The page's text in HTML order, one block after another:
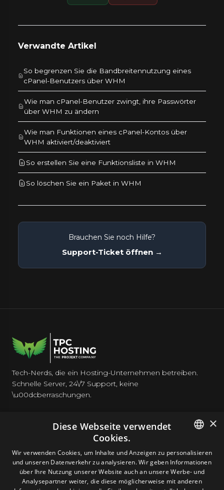
Verwandte Artikel
So begrenzen Sie die Bandbreitennutzung eines
cPanel-Benutzers über WHM
Wie man cPanel-Benutzer zwingt, ihre Passwörter
über WHM zu ändern
Wie man Funktionen eines cPanel-Kontos über
WHM aktiviert/deaktiviert
So erstellen Sie eine Funktionsliste in WHM
So löschen Sie ein Paket in WHM
Brauchen Sie noch Hilfe?
Support-Ticket öffnen →
Tech-Nerds, die ein Hosting-Unternehmen betreiben.
Schnelle Server, 24\/7 Support, keine
\u00dcberraschungen.
HOSTING
DOMAINS & E-MAIL
ENGLISH
ROMANIAN
×
Diese Webseite verwendet
Cookies.
Wir verwenden Cookies, um Inhalte und Anzeigen zu personalisieren
und unseren Datenverkehr zu analysieren. Wir geben Informationen
über Ihre Nutzung unserer Website auch an unsere Werbe- und
Analysepartner weiter, die diese möglicherweise mit anderen